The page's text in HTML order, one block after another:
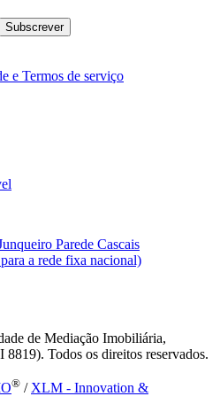
Subscrever
e Termos de serviço
Parede Cascais
a rede fixa nacional)
de Mediação Imobiliária,
Todos os direitos reservados.
® / XLM - Innovation &